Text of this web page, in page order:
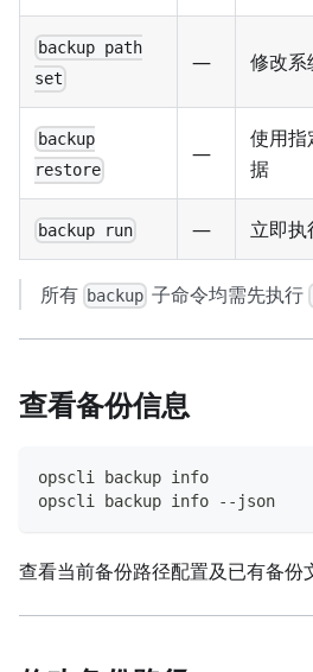
backup path
set
— 修改系
backup
restore
—
使用指
据
backup run — 立即
所有 backup 子命令均需先执行
查看备份信息
opscli backup info
opscli backup info --json
查看当前备份路径配置及已有备份